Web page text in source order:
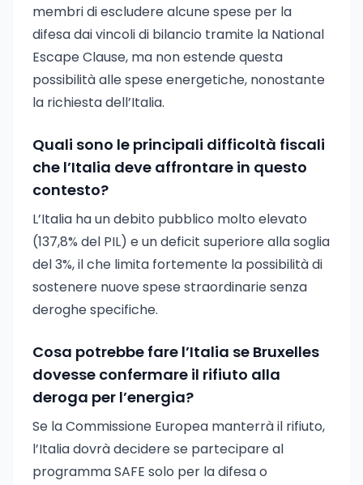
membri di escludere alcune spese per la
difesa dai vincoli di bilancio tramite la National
Escape Clause, ma non estende questa
possibilità alle spese energetiche, nonostante
la richiesta dell’Italia.
Quali sono le principali difficoltà fiscali
che l’Italia deve affrontare in questo
contesto?
L’Italia ha un debito pubblico molto elevato
(137,8% del PIL) e un deficit superiore alla soglia
del 3%, il che limita fortemente la possibilità di
sostenere nuove spese straordinarie senza
deroghe specifiche.
Cosa potrebbe fare l’Italia se Bruxelles
dovesse confermare il rifiuto alla
deroga per l’energia?
Se la Commissione Europea manterrà il rifiuto,
l’Italia dovrà decidere se partecipare al
programma SAFE solo per la difesa o